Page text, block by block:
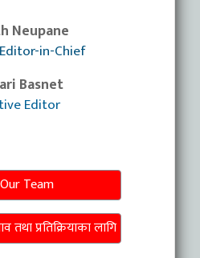
Neupane
in-Chief
Basnet
Editor
Our Team
प्रतिक्रियाका लागि